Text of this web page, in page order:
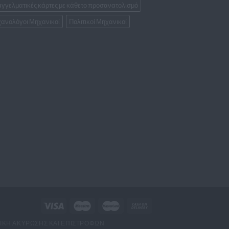
κάρτες με κάθετο προσανατολισμό
Μηχανικοί
Πολιτικοί Μηχανικοί